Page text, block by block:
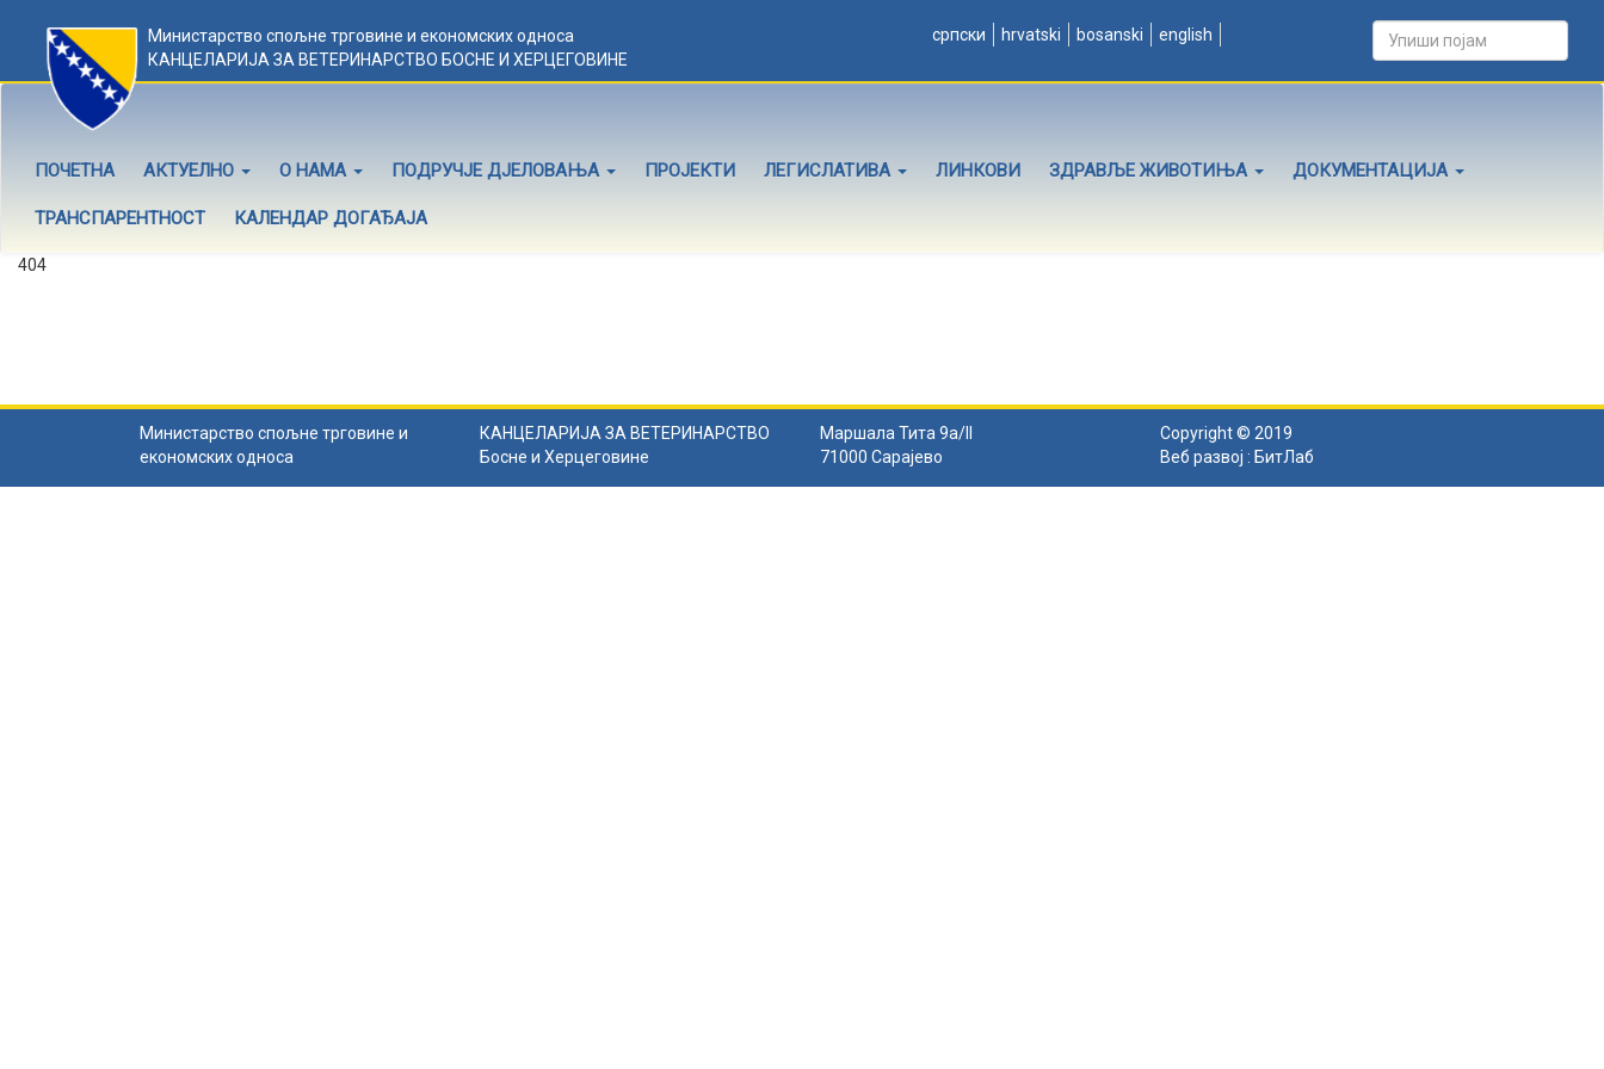
Министарство спољне трговине и економских односа
КАНЦЕЛАРИЈА ЗА ВЕТЕРИНАРСТВО БОСНЕ И ХЕРЦЕГОВИНЕ
српски hrvatski bosanski english
ПОЧЕТНА АКТУЕЛНО О НАМА ПОДРУЧЈЕ ДЈЕЛОВАЊА ПРОЈЕКТИ ЛЕГИСЛАТИВА ЛИНКОВИ ЗДРАВЉЕ ЖИВОТИЊА ДОКУМЕНТАЦИЈА
ТРАНСПАРЕНТНОСТ КАЛЕНДАР ДОГАЂАЈА
404
Министарство спољне трговине и
економских односа
КАНЦЕЛАРИЈА ЗА ВЕТЕРИНАРСТВО
Босне и Херцеговине
Маршала Тита 9а/II
71000 Сарајево
Copyright © 2019
Веб развој : БитЛаб